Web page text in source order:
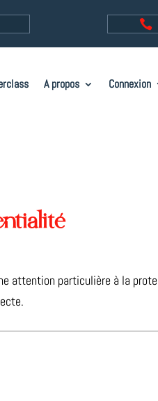

A propos Connexion
attention particulière à la